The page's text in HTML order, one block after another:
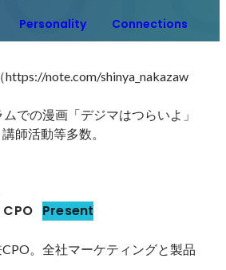
Personality Connections
note.com/shinya_nakazaw
での漫画「デジマはつらいよ」
師活動等多数。
CPO Present
。全社マーケティングと製品